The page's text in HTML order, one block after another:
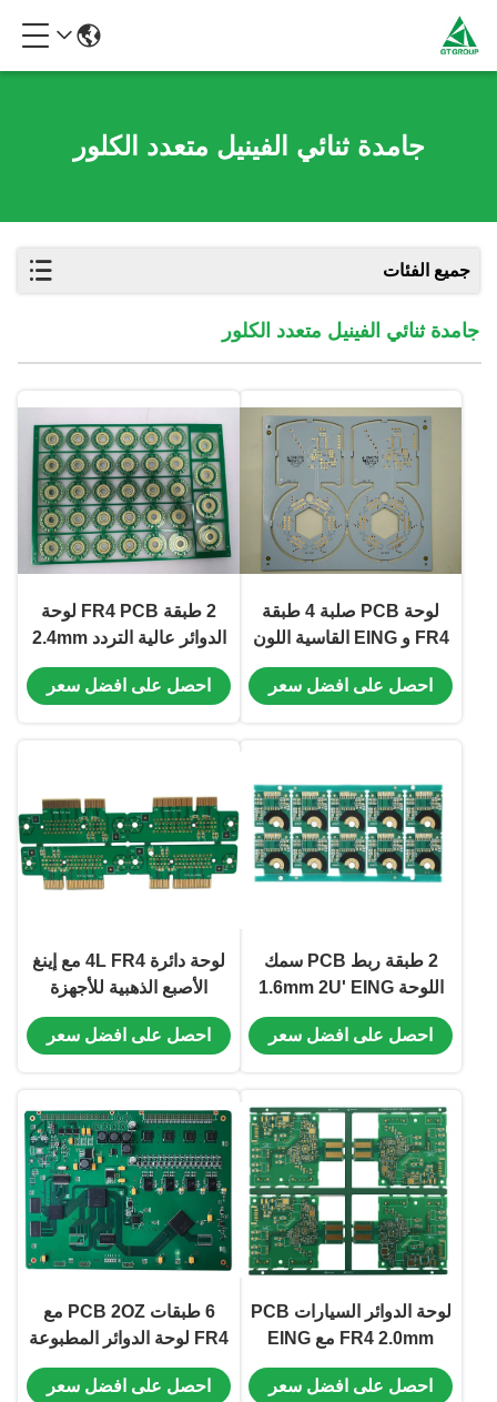
جامدة ثنائي الفينيل متعدد الكلور
جميع الفئات
جامدة ثنائي الفينيل متعدد الكلور
لوحة PCB صلبة 4 طبقة
FR4 و EING القاسية اللون
الأبيض للطبقة الإضاءة
احصل على افضل سعر
2 طبقة FR4 PCB لوحة
الدوائر عالية التردد 2.4mm
مع الذهب الصلب للمفتاحات
الدوارة
احصل على افضل سعر
2 طبقة ربط PCB سمك
اللوحة 1.6mm 2U' EING
لمنتجات المستهلك
احصل على افضل سعر
لوحة دائرة 4L FR4 مع إينغ
الأصبع الذهبية للأجهزة
الطبية
احصل على افضل سعر
لوحة الدوائر السيارات PCB
FR4 2.0mm مع EING
لنظام BMS
احصل على افضل سعر
6 طبقات PCB 2OZ مع
FR4 لوحة الدوائر المطبوعة
PCB EING للمنتجات
الطبية
احصل على افضل سعر